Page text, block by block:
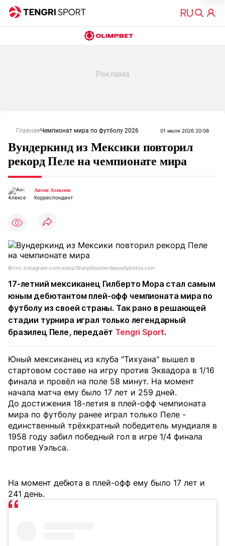
ГлавнаяЧемпионат мира по футболу 2026 01 июля 2026 20:08
Вундеркинд из Мексики повторил
рекорд Пеле на чемпионате мира
Антон Алексеев
Корреспондент
Фото: instagram.com/xolos/SharpShooterdepositphotos.com
17-летний мексиканец Гилберто Мора стал самым
юным дебютантом плей-офф чемпионата мира по
футболу из своей страны. Так рано в решающей
стадии турнира играл только легендарный
бразилец Пеле, передаёт Tengri Sport.
Юный мексиканец из клуба "Тихуана" вышел в
стартовом составе на игру против Эквадора в 1/16
финала и провёл на поле 58 минут. На момент
начала матча ему было 17 лет и 259 дней.
До достижения 18-летия в плей-офф чемпионата
мира по футболу ранее играл только Пеле -
единственный трёхкратный победитель мундиаля в
1958 году забил победный гол в игре 1/4 финала
против Уэльса.
На момент дебюта в плей-офф ему было 17 лет и
241 день.